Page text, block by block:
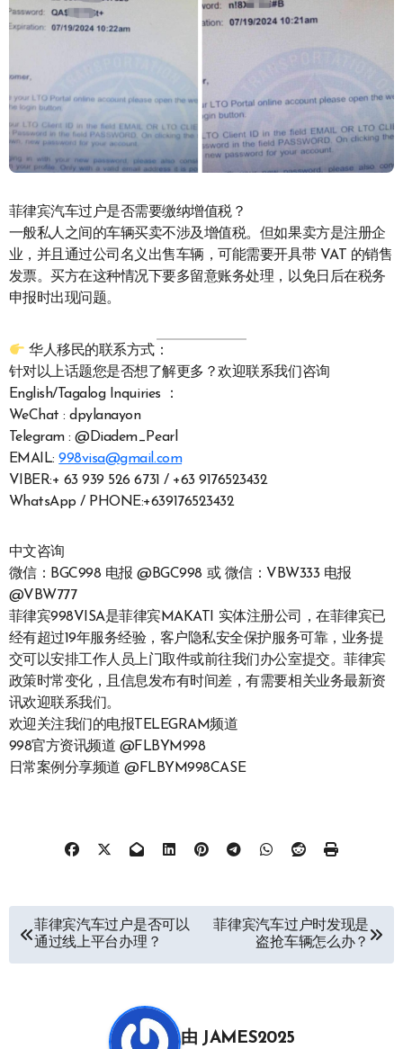
菲律宾汽车过户是否需要缴纳增值税？
一般私人之间的车辆买卖不涉及增值税。但如果卖方是注册企
业，并且通过公司名义出售车辆，可能需要开具带 VAT 的销售
发票。买方在这种情况下要多留意账务处理，以免日后在税务
申报时出现问题。
华人移民的联系方式：
针对以上话题您是否想了解更多？欢迎联系我们咨询
English/Tagalog Inquiries ：
WeChat : dpylanayon
Telegram : @Diadem_Pearl
EMAIL:998visa@gmail.com
VIBER:+ 63 939 526 6731 / +63 9176523432
WhatsApp / PHONE:+639176523432
中文咨询
微信：BGC998 电报 @BGC998 或 微信：VBW333 电报
@VBW777
菲律宾998VISA是菲律宾MAKATI 实体注册公司，在菲律宾已
经有超过19年服务经验，客户隐私安全保护服务可靠，业务提
交可以安排工作人员上门取件或前往我们办公室提交。菲律宾
政策时常变化，且信息发布有时间差，有需要相关业务最新资
讯欢迎联系我们。
欢迎关注我们的电报TELEGRAM频道
998官方资讯频道 @FLBYM998
日常案例分享频道 @FLBYM998CASE
菲律宾汽车过户是否可以
通过线上平台办理？
菲律宾汽车过户时发现是
盗抢车辆怎么办？
由 JAMES2025